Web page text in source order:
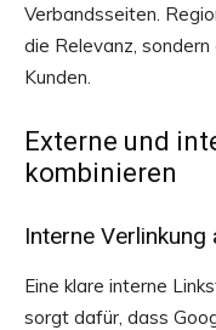
Verbandsseiten.
die Relevanz,
Kunden.
Externe und
kombinieren
Interne Verlinkung
Eine klare interne
sorgt dafür, dass